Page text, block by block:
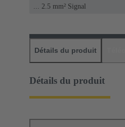
... 2.5 mm² Signal
Détails du produit
Détails du produit